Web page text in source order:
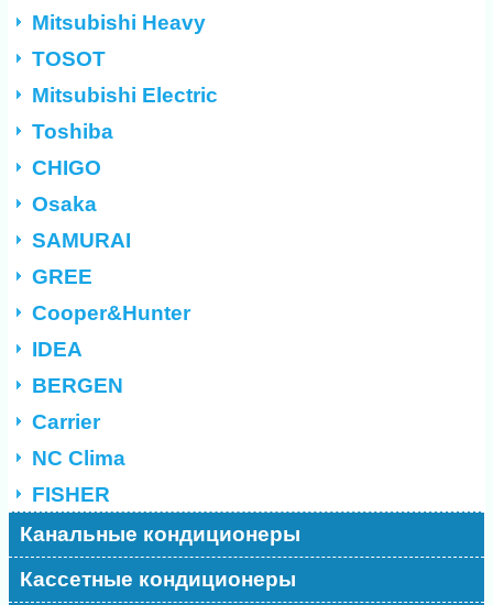
Mitsubishi Heavy
TOSOT
Mitsubishi Electric
Toshiba
CHIGO
Osaka
SAMURAI
GREE
Cooper&Hunter
IDEA
BERGEN
Carrier
NC Clima
FISHER
Канальные кондиционеры
Кассетные кондиционеры